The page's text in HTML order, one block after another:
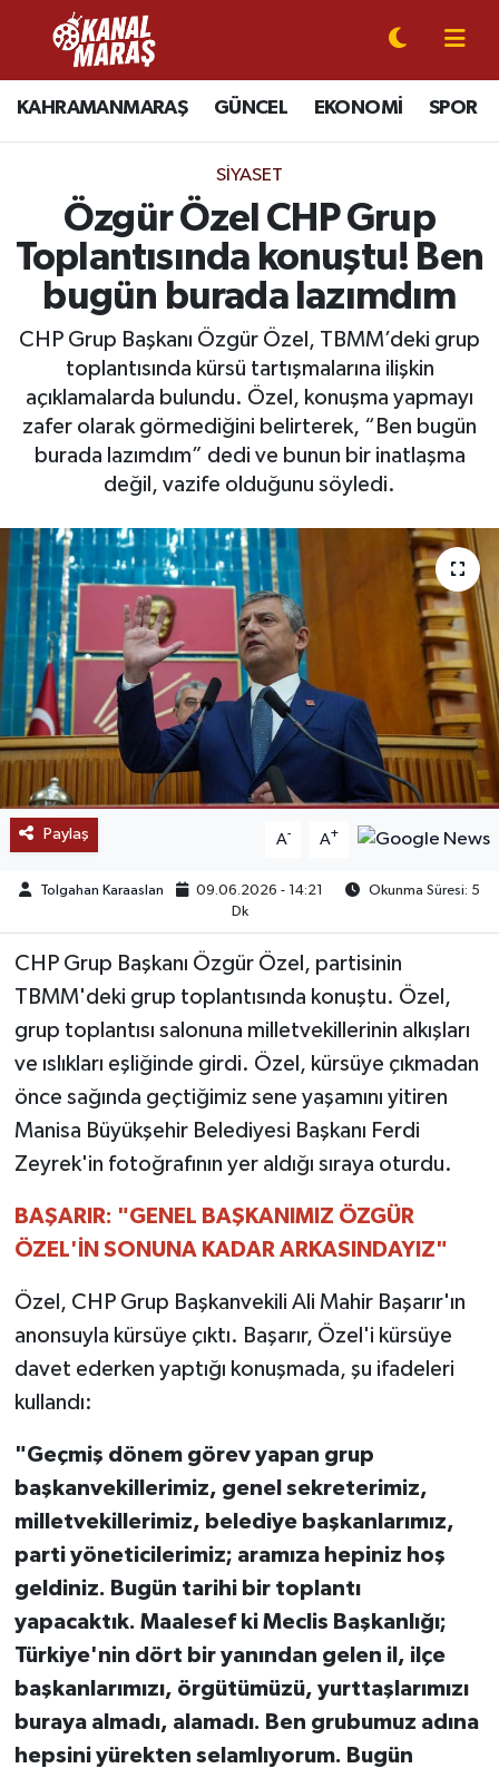
KAHRAMANMARAŞ GÜNCEL EKONOMİ SPOR
SIYASET
Özgür Özel CHP Grup
Toplantısında konuştu! Ben
bugün burada lazımdım
CHP Grup Başkanı Özgür Özel, TBMM’deki grup
toplantısında kürsü tartışmalarına ilişkin
açıklamalarda bulundu. Özel, konuşma yapmayı
zafer olarak görmediğini belirterek, “Ben bugün
burada lazımdım” dedi ve bunun bir inatlaşma
değil, vazife olduğunu söyledi.
Paylaş A- A+
Tolgahan Karaaslan 09.06.2026 - 14:21
Okunma Süresi: 5
Dk
CHP Grup Başkanı Özgür Özel, partisinin
TBMM'deki grup toplantısında konuştu. Özel,
grup toplantısı salonuna milletvekillerinin alkışları
ve ıslıkları eşliğinde girdi. Özel, kürsüye çıkmadan
önce sağında geçtiğimiz sene yaşamını yitiren
Manisa Büyükşehir Belediyesi Başkanı Ferdi
Zeyrek'in fotoğrafının yer aldığı sıraya oturdu.
BAŞARIR: "GENEL BAŞKANIMIZ ÖZGÜR
ÖZEL'İN SONUNA KADAR ARKASINDAYIZ"
Özel, CHP Grup Başkanvekili Ali Mahir Başarır'ın
anonsuyla kürsüye çıktı. Başarır, Özel'i kürsüye
davet ederken yaptığı konuşmada, şu ifadeleri
kullandı:
"Geçmiş dönem görev yapan grup
başkanvekillerimiz, genel sekreterimiz,
milletvekillerimiz, belediye başkanlarımız,
parti yöneticilerimiz; aramıza hepiniz hoş
geldiniz. Bugün tarihi bir toplantı
yapacaktık. Maalesef ki Meclis Başkanlığı;
Türkiye'nin dört bir yanından gelen il, ilçe
başkanlarımızı, örgütümüzü, yurttaşlarımızı
buraya almadı, alamadı. Ben grubumuz adına
hepsini yürekten selamlıyorum. Bugün
CANLI YAYIN
KAHRAMANMARAŞ
GÜNCEL
SPOR
SİYASET
EKONOMİ
GÜNDEM
MAGAZİN
SAĞLIK
EĞİTİM
BÖLGE
KEŞFET
POPÜLER
DÜNYA
MEDYA
OTOMOTİV
YAŞAM
KÜLTÜR SANAT
Kahramanmaraş Nöbetçi Eczaneler
Kahramanmaraş Hava Durumu
Kahramanmaraş Namaz Vakitleri
Kahramanmaraş Trafik Yoğunluk Haritası
Süper Lig Puan Durumu ve Fikstür
Tüm Manşetler
Son Dakika Haberleri
Haber Arşivi